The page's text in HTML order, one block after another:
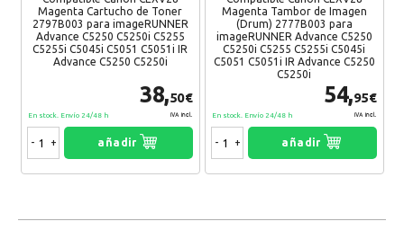
Magenta Cartucho de Toner
2797B003 para imageRUNNER
Advance C5250 C5250i C5255
C5255i C5045i C5051 C5051i IR
Advance C5250 C5250i
38,50€
IVA Incl.
En stock. Envío 24/48 h
- + añadir
Magenta Tambor de Imagen
(Drum) 2777B003 para
imageRUNNER Advance C5250
C5250i C5255 C5255i C5045i
C5051 C5051i IR Advance C5250
C5250i
54,95€
IVA Incl.
En stock. Envío 24/48 h
- + añadir